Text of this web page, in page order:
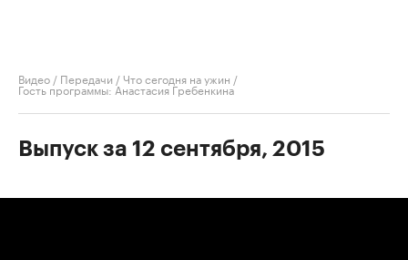
Видео / Передачи /Что сегодня на ужин /
Гость программы: Анастасия Гребенкина
Выпуск за 12 сентября, 2015